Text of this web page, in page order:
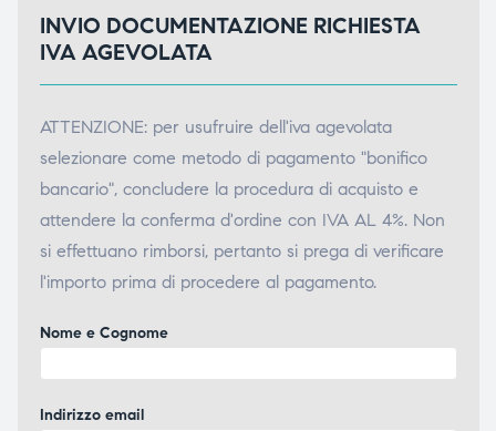
INVIO DOCUMENTAZIONE RICHIESTA
IVA AGEVOLATA
ATTENZIONE: per usufruire dell'iva agevolata
selezionare come metodo di pagamento "bonifico
bancario", concludere la procedura di acquisto e
attendere la conferma d'ordine con IVA AL 4%. Non
si effettuano rimborsi, pertanto si prega di verificare
l'importo prima di procedere al pagamento.
Nome e Cognome
Indirizzo email